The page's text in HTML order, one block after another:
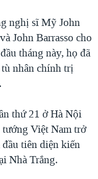
nghị sĩ Mỹ John
John Barrasso cho
tháng này, họ đã
nhân chính trị
thứ 21 ở Hà Nội
Việt Nam trở
tiên diện kiến
Nhà Trắng.